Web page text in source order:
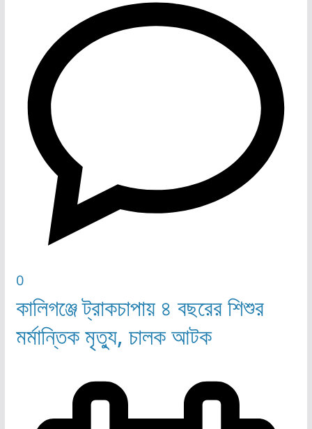
0
কালিগঞ্জে ট্রাকচাপায় ৪ বছরের শিশুর
মর্মান্তিক মৃত্যু, চালক আটক